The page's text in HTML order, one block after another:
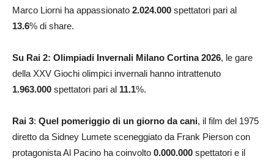
Marco Liorni ha appassionato 2.024.000 spettatori pari al
13.6% di share.
Su Rai 2: Olimpiadi Invernali Milano Cortina 2026, le gare
della XXV Giochi olimpici invernali hanno intrattenuto
1.963.000 spettatori pari al 11.1%.
Rai 3: Quel pomeriggio di un giorno da cani, il film del 1975
diretto da Sidney Lumete sceneggiato da Frank Pierson con
protagonista Al Pacino ha coinvolto 0.000.000 spettatori e il